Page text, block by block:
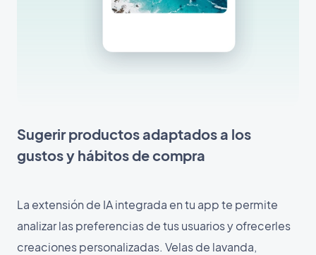
Sugerir productos adaptados a los
gustos y hábitos de compra
La extensión de IA integrada en tu app te permite
analizar las preferencias de tus usuarios y ofrecerles
creaciones personalizadas. Velas de lavanda,